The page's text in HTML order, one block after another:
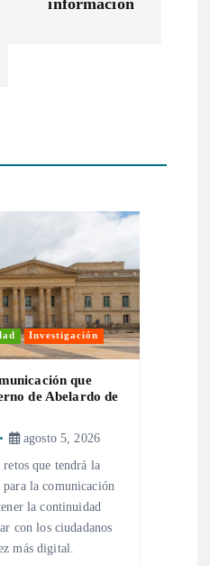
información
Investigación
que
de Abelardo de
agosto 5, 2026
que tendrá la
la comunicación
la continuidad
con los ciudadanos
más digital.